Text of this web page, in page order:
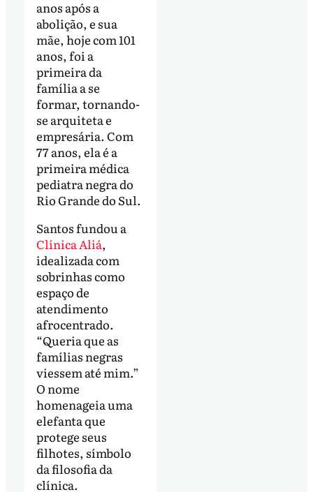
anos após a
abolição, e sua
mãe, hoje com 101
anos, foi a
primeira da
família a se
formar, tornando-
se arquiteta e
empresária. Com
77 anos, ela é a
primeira médica
pediatra negra do
Rio Grande do Sul.
Santos fundou a
Clínica Aliá,
idealizada com
sobrinhas como
espaço de
atendimento
afrocentrado.
“Queria que as
famílias negras
viessem até mim.”
O nome
homenageia uma
elefanta que
protege seus
filhotes, símbolo
da filosofia da
clínica.